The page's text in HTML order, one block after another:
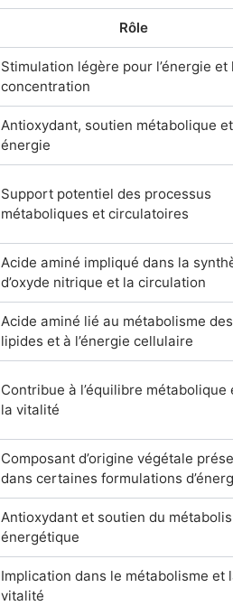
Rôle
Stimulation légère pour l’énergie et
concentration
Antioxydant, soutien métabolique et
énergie
Support potentiel des processus
métaboliques et circulatoires
Acide aminé impliqué dans la
d’oxyde nitrique et la circulation
Acide aminé lié au métabolisme des
lipides et à l’énergie cellulaire
Contribue à l’équilibre métabolique
la vitalité
Composant d’origine végétale
dans certaines formulations
Antioxydant et soutien du
énergétique
Implication dans le métabolisme et
vitalité